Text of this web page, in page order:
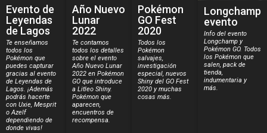
Evento de
Leyendas
de Lagos
Te enseñamos
todos los
Pokémon que
puedes capturar
gracias al evento
de Leyendas de
Lagos. ¡Además
podrás hacerte
con Uxie, Mesprit
o Azelf
dependiendo de
donde vivas!
Año Nuevo
Lunar
2022
Te contamos
todos los detalles
sobre el evento
Año Nuevo Lunar
2022 en Pokémon
GO que introduce
a Litleo Shiny.
Pokémon que
aparecen,
encuentros de
recompensa.
Pokémon
GO Fest
2020
Todos los
Pokémon
salvajes,
investigación
especial, nuevos
Shiny del GO Fest
2020 y muchas
cosas más.
Longchamp
evento
Info del evento
Longchamp y
Pokémon GO. Todos
los Pokémon que
salen, pack de
tienda,
indumentaria y
más.